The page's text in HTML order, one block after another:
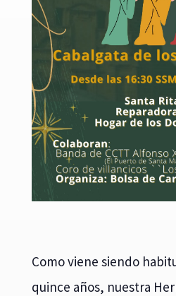
Como viene siendo
quince años, nuestra